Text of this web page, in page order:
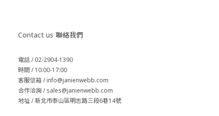
Contact us 聯絡我們
電話 / 02-2904-1390
時間 / 10:00-17:00
客服信箱 / info@janienwebb.com
合作洽詢 / sales@janienwebb.com
地址 / 新北市泰山區明志路三段6巷14號